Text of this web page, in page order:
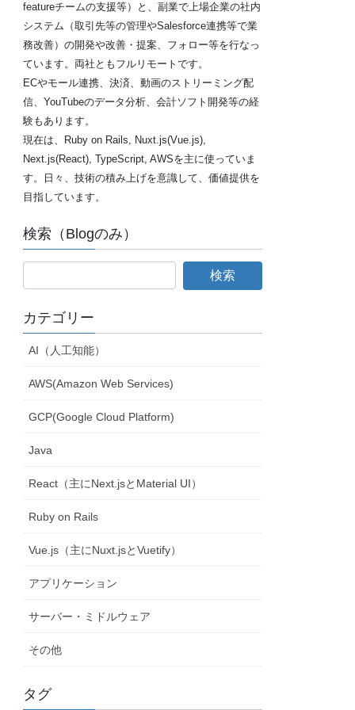
featureチームの支援等）と、副業で上場企業の社内
システム（取引先等の管理やSalesforce連携等で業
務改善）の開発や改善・提案、フォロー等を行なっ
ています。両社ともフルリモートです。
ECやモール連携、決済、動画のストリーミング配
信、YouTubeのデータ分析、会計ソフト開発等の経
験もあります。
現在は、Ruby on Rails, Nuxt.js(Vue.js),
Next.js(React), TypeScript, AWSを主に使っていま
す。日々、技術の積み上げを意識して、価値提供を
目指しています。
検索（Blogのみ）
カテゴリー
AI（人工知能）
AWS(Amazon Web Services)
GCP(Google Cloud Platform)
Java
React（主にNext.jsとMaterial UI）
Ruby on Rails
Vue.js（主にNuxt.jsとVuetify）
アプリケーション
サーバー・ミドルウェア
その他
タグ